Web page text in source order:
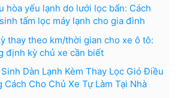
hòa yếu lạnh do lưới lọc bẩn: Cách
tấm lọc máy lạnh cho gia đình
thay theo km/thời gian cho xe ô tô:
định kỳ chủ xe cần biết
Dàn Lạnh Kèm Thay Lọc Gió Điều
Cách Cho Chủ Xe Tự Làm Tại Nhà